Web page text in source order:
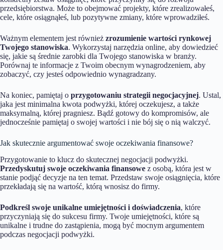
przedsiębiorstwa. Może to obejmować projekty, które zrealizowałeś,
cele, które osiągnąłeś, lub pozytywne zmiany, które wprowadziłeś.
Ważnym elementem jest również zrozumienie wartości rynkowej
Twojego stanowiska. Wykorzystaj narzędzia online, aby dowiedzieć
się, jakie są średnie zarobki dla Twojego stanowiska w branży.
Porównaj te informacje z Twoim obecnym wynagrodzeniem, aby
zobaczyć, czy jesteś odpowiednio wynagradzany.
Na koniec, pamiętaj o przygotowaniu strategii negocjacyjnej. Ustal,
jaka jest minimalna kwota podwyżki, której oczekujesz, a także
maksymalną, której pragniesz. Bądź gotowy do kompromisów, ale
jednocześnie pamiętaj o swojej wartości i nie bój się o nią walczyć.
Jak skutecznie argumentować swoje oczekiwania finansowe?
Przygotowanie to klucz do skutecznej negocjacji podwyżki.
Przedyskutuj swoje oczekiwania finansowe z osobą, która jest w
stanie podjąć decyzje na ten temat. Przedstaw swoje osiągnięcia, które
przekładają się na wartość, którą wnosisz do firmy.
Podkreśl swoje unikalne umiejętności i doświadczenia, które
przyczyniają się do sukcesu firmy. Twoje umiejętności, które są
unikalne i trudne do zastąpienia, mogą być mocnym argumentem
podczas negocjacji podwyżki.